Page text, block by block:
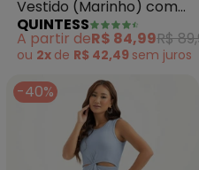
Vestido (Marinho) com
Bolsos e Mangas Curtas
QUINTESS
A partir deR$ 84,99R$
ou 2x de R$ 42,49 sem juros
-40%